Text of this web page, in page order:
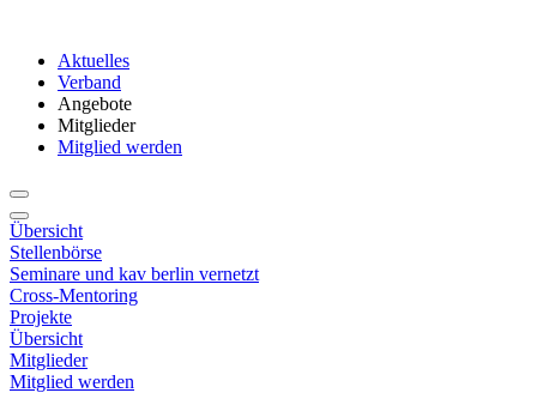
Aktuelles
Verband
Angebote
Mitglieder
Mitglied werden
Übersicht
Stellenbörse
Seminare und kav berlin vernetzt
Cross-Mentoring
Projekte
Übersicht
Mitglieder
Mitglied werden